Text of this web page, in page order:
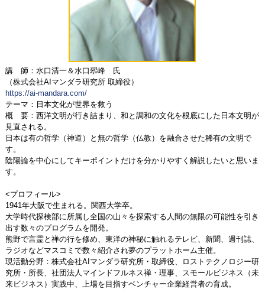
講 師：水口清一＆水口翆峰 氏
（株式会社AIマンダラ研究所 取締役）
https://ai-mandara.com/
テーマ：日本文化が世界を救う
概 要：西洋文明が行き詰まり、和と調和の文化を根底にした日本文明が
見直される。
日本は有の哲学（神道）と無の哲学（仏教）を融合させた稀有の文明で
す。
陰陽論を中心にしてキーポイントだけを分かりやすく解説したいと思いま
す。
<プロフィール>
1941年大阪で生まれる。関西大学卒。
大学時代探検部に所属し全国の山々を探索する人間の無限の可能性を引き
出す数々のプログラムを開発。
熊野で言霊と禅の行を修め、東洋の神秘に触れるテレビ、新聞、週刊誌、
ラジオなどマスコミで数々紹介され夢のプラットホーム主催。
現活動分野：株式会社AIマンダラ研究所・取締役、ロストテクノロジー研
究所・所長、社団法人マインドフルネス禅・理事、スモールビジネス（未
来ビジネス）実践中、上場を目指すベンチャー企業経営者の育成。